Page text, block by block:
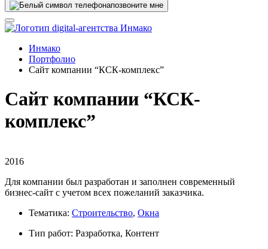
позвоните мне
Инмако
Портфолио
Сайт компании “КСК-комплекс”
Сайт компании “КСК-
комплекс”
2016
Для компании был разработан и заполнен современный
бизнес-сайт с учетом всех пожеланий заказчика.
Тематика: Строительство, Окна
Тип работ: Разработка, Контент